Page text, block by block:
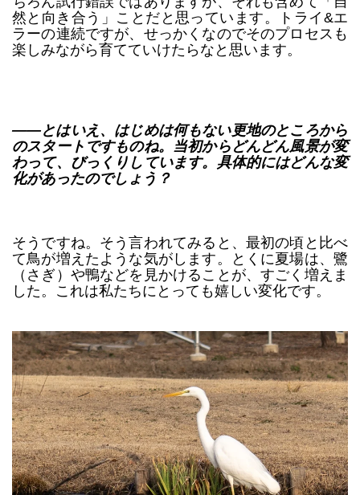
然と向き合う」ことだと思っています。トライ&エ
ラーの連続ですが、せっかくなのでそのプロセスも
楽しみながら育てていけたらなと思います。
――とはいえ、はじめは何もない更地のところから
のスタートですものね。当初からどんどん風景が変
わって、びっくりしています。具体的にはどんな変
化があったのでしょう？
そうですね。そう言われてみると、最初の頃と比べ
て鳥が増えたような気がします。とくに夏場は、鷺
（さぎ）や鴨などを見かけることが、すごく増えま
した。これは私たちにとっても嬉しい変化です。